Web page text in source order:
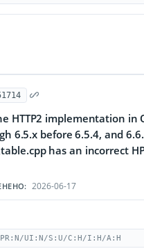
HTTP2 implementation in
6.5.x before 6.5.4, and
has an incorrect
2026-06-17
UI:N/S:U/C:H/I:H/A:H